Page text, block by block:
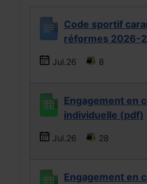
Code sportif
réformes 2026-
Jul.26 8
Engagement en
individuelle (pdf)
Jul.26 28
Engagement en